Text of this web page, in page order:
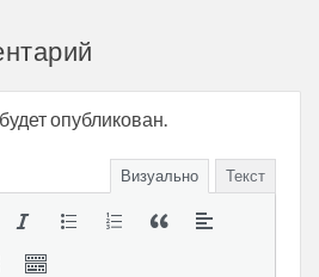
опубликован.
Визуально Текст